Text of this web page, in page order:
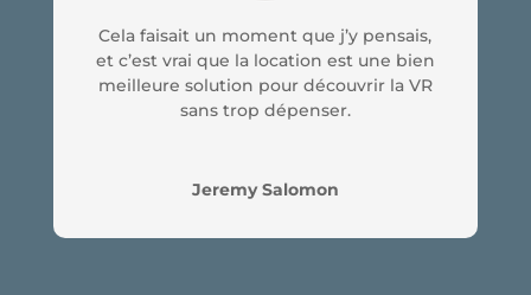
Cela faisait un moment que j’y pensais,
et c’est vrai que la location est une bien
meilleure solution pour découvrir la VR
sans trop dépenser.
Jeremy Salomon